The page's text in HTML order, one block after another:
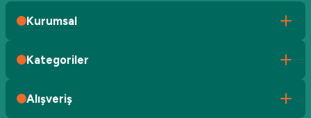
Kurumsal
Kategoriler
Alışveriş